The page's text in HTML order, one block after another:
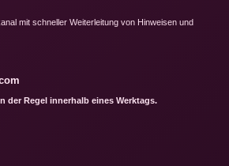
mit schneller Weiterleitung von Hinweisen und
der Regel innerhalb eines Werktags.